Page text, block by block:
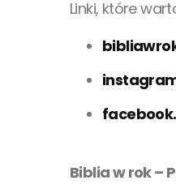
Linki, które
Biblia w rok –